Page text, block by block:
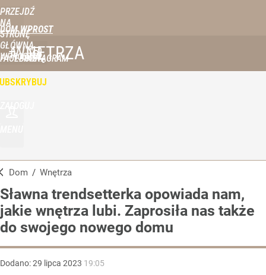
PRZEJDŹ
NA
STRONĘ
GŁÓWNĄ
WPROST.PL
DOM WPROST
FACEBOOKINSTAGRAM
WNĘTRZA
Dom / Wnętrza
Sławna trendsetterka opowiada nam,
jakie wnętrza lubi. Zaprosiła nas także
do swojego nowego domu
Dodano:29 lipca 2023 19:05